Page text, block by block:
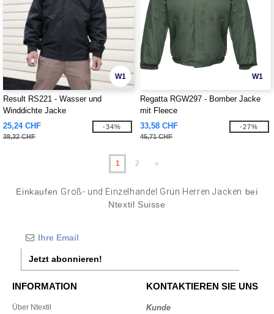
W1
Result RS221 - Wasser und
Winddichte Jacke
25,24 CHF
38,32 CHF
-34%
W1
Regatta RGW297 - Bomber Jacke
mit Fleece
33,58 CHF
45,71 CHF
-27%
1 2 »
Einkaufen Groß- und Einzelhandel Grün Herren Jacken bei
Ntextil Suisse
Jetzt abonnieren!
INFORMATION
Über Ntextil
KONTAKTIEREN SIE UNS
Kunde